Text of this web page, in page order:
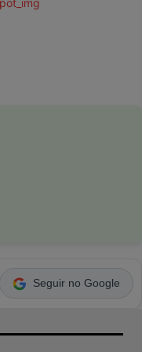
Seguir no Google